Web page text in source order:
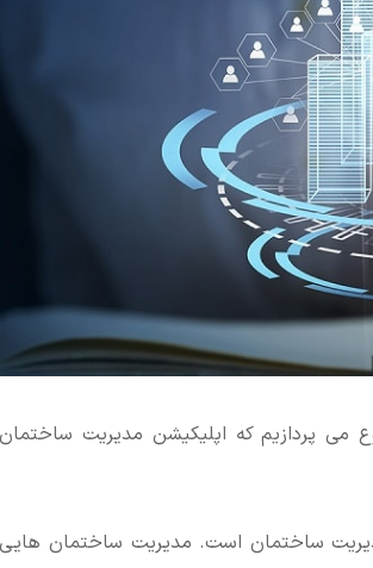
می پردازیم که اپلیکیشن مدیریت ساختمان
ساختمان است. مدیریت ساختمان هایی